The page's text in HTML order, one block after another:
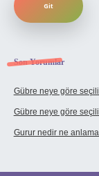
Son Yorumlar
Gübre neye göre
Gübre neye göre
Gurur nedir ne